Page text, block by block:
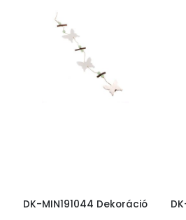
DK-MIN191044 Dekoráció